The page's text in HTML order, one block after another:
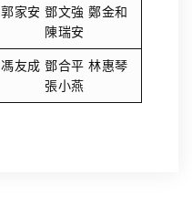
郭家安 鄧文強 鄭金和
陳瑞安
馮友成 鄧合平 林惠琴
張小燕